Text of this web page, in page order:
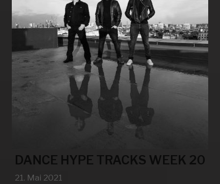
DANCE HYPE TRACKS WEEK 20
21. Mai 2021